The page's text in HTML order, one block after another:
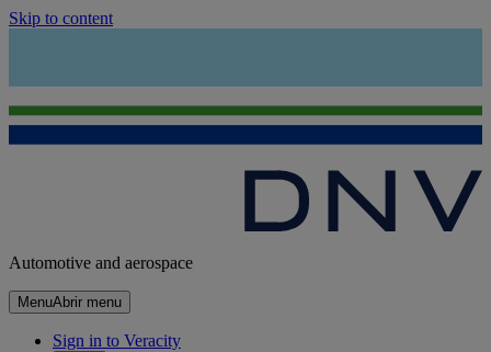
Skip to content
Automotive and aerospace
MenuAbrir menu
Sign in to Veracity